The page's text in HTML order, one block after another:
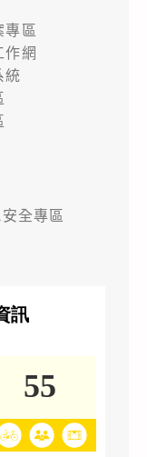
專區
作網
統
全專區